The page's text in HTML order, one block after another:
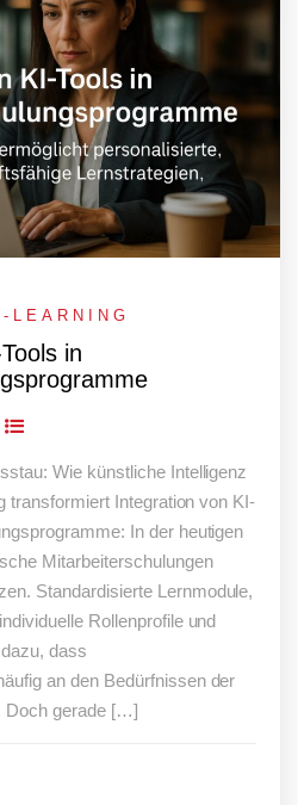
LEARNING
in
Wie künstliche Intelligenz
transformiert Integration von KI-
In der heutigen
Mitarbeiterschulungen
Standardisierte Lernmodule,
Rollenprofile und
dass
an den Bedürfnissen der
Doch gerade […]